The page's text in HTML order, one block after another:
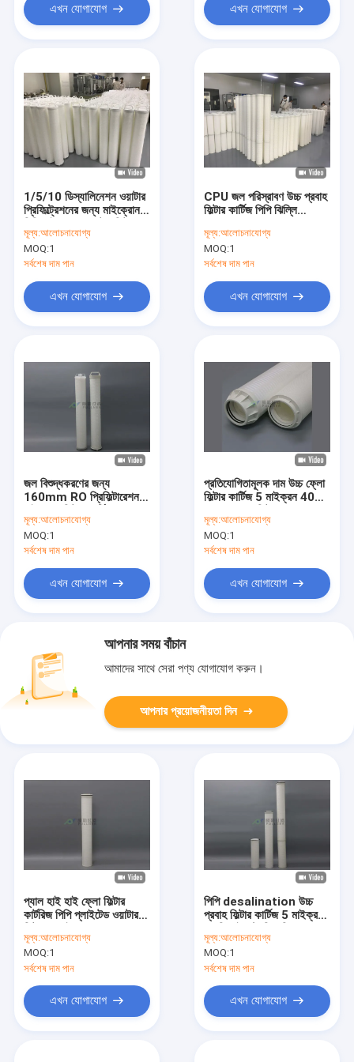
এখন যোগাযোগ এখন যোগাযোগ
1/5/10 ডিস্যালিনেশন ওয়াটার
প্রিফিল্ট্রেশনের জন্য মাইক্রোন
কার্টিজ
মূল্য:আলোচনাযোগ্য
MOQ:1
সর্বশেষ দাম পান
এখন যোগাযোগ
CPU জল পরিস্রাবণ উচ্চ প্রবাহ
ফিল্টার কার্টিজ পিপি ঝিল্লি
মূল্য:আলোচনাযোগ্য
MOQ:1
সর্বশেষ দাম পান
এখন যোগাযোগ
জল বিশুদ্ধকরণের জন্য
160mm RO প্রিফিল্টারেশন
মূল্য:আলোচনাযোগ্য
MOQ:1
সর্বশেষ দাম পান
এখন যোগাযোগ
প্রতিযোগিতামূলক দাম উচ্চ ফ্লো
ফিল্টার কার্টিজ 5 মাইক্রন 40
মূল্য:আলোচনাযোগ্য
MOQ:1
সর্বশেষ দাম পান
এখন যোগাযোগ
আপনার সময় বাঁচান
আমাদের সাথে সেরা পণ্য যোগাযোগ করুন।
আপনার প্রয়োজনীয়তা দিন
প্যাল ​​হাই হাই ফ্লো ফিল্টার
কার্টরিজ পিপি প্লাইটেড ওয়াটার
HFU640UY045
প্রতিস্থাপন করুন
মূল্য:আলোচনাযোগ্য
MOQ:1
সর্বশেষ দাম পান
এখন যোগাযোগ
পিপি desalination উচ্চ
প্রবাহ ফিল্টার কার্টিজ 5 মাইক্রন
মূল্য:আলোচনাযোগ্য
MOQ:1
সর্বশেষ দাম পান
এখন যোগাযোগ